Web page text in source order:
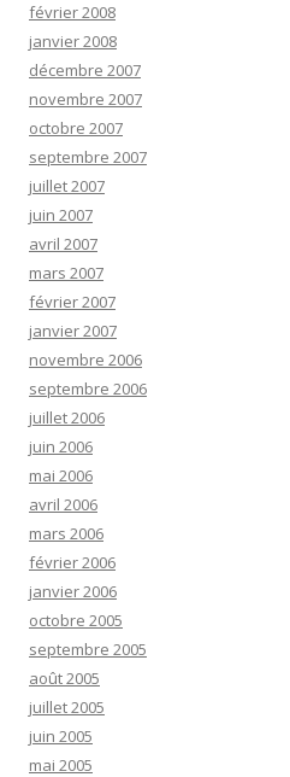
février 2008
janvier 2008
décembre 2007
novembre 2007
octobre 2007
septembre 2007
juillet 2007
juin 2007
avril 2007
mars 2007
février 2007
janvier 2007
novembre 2006
septembre 2006
juillet 2006
juin 2006
mai 2006
avril 2006
mars 2006
février 2006
janvier 2006
octobre 2005
septembre 2005
août 2005
juillet 2005
juin 2005
mai 2005